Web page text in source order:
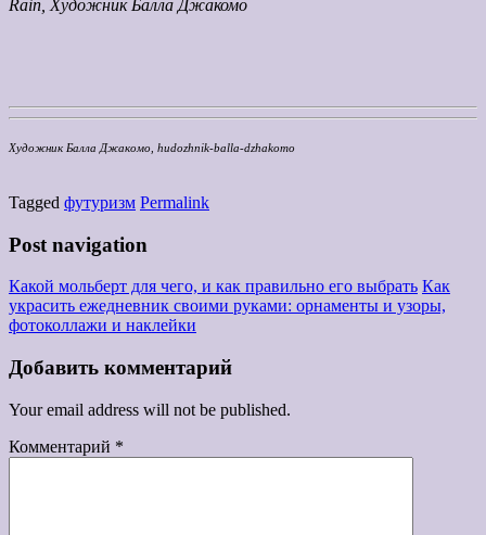
Rain, Художник Балла Джакомо
Художник Балла Джакомо, hudozhnik-balla-dzhakomo
Tagged футуризм Permalink
Post navigation
Какой мольберт для чего, и как правильно его выбрать Как
украсить ежедневник своими руками: орнаменты и узоры,
фотоколлажи и наклейки
Добавить комментарий
Your email address will not be published.
Комментарий *